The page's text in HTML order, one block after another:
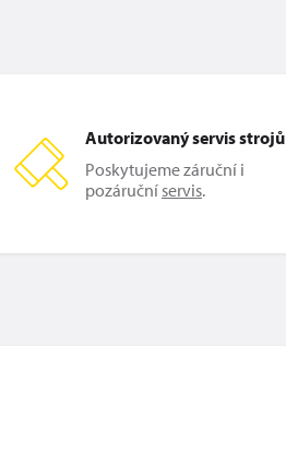
Autorizovaný servis strojů
Poskytujeme záruční i
pozáruční servis.